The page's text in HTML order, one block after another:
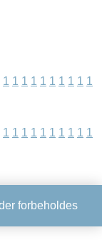
1 1 1 1 1 1 1 1 1 1
1 1 1 1 1 1 1 1 1 1
forbeholdes